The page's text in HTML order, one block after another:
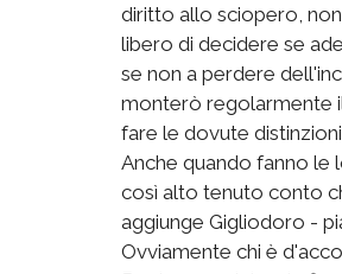
diritto allo sciopero,
libero di decidere se
se non a perdere
monterò regolarmente
fare le dovute
Anche quando fanno le
così alto tenuto conto
aggiunge Gigliodoro -
Ovviamente chi è